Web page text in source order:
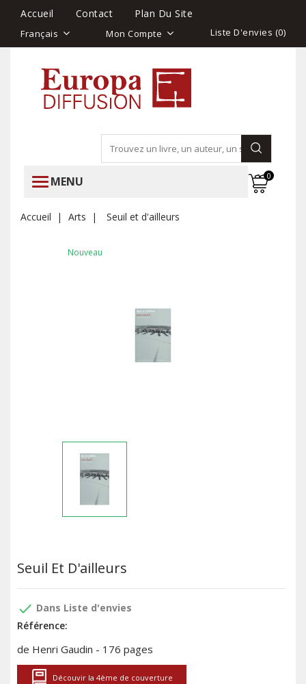
Accueil Contact Plan Du Site
Français Mon Compte Liste D'envies (0)
MENU 0
Accueil Arts Seuil et d'ailleurs
Nouveau
Seuil Et D'ailleurs
done Dans Liste d'envies
Référence:
de Henri Gaudin - 176 pages
Découvir la 4ème de couverture